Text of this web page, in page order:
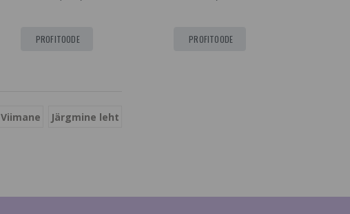
PROFITOODE PROFITOODE
Viimane Järgmine leht